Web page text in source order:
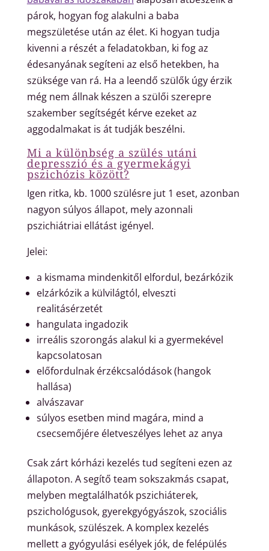
párok, hogyan fog alakulni a baba
megszületése után az élet. Ki hogyan tudja
kivenni a részét a feladatokban, ki fog az
édesanyának segíteni az első hetekben, ha
szüksége van rá. Ha a leendő szülők úgy érzik
még nem állnak készen a szülői szerepre
szakember segítségét kérve ezeket az
aggodalmakat is át tudják beszélni.
Mi a különbség a szülés utáni
depresszió és a gyermekágyi
pszichózis között?
Igen ritka, kb. 1000 szülésre jut 1 eset, azonban
nagyon súlyos állapot, mely azonnali
pszichiátriai ellátást igényel.
Jelei:
a kismama mindenkitől elfordul, bezárkózik
elzárkózik a külvilágtól, elveszti
realitásérzetét
hangulata ingadozik
irreális szorongás alakul ki a gyermekével
kapcsolatosan
előfordulnak érzékcsalódások (hangok
hallása)
alvászavar
súlyos esetben mind magára, mind a
csecsemőjére életveszélyes lehet az anya
Csak zárt kórházi kezelés tud segíteni ezen az
állapoton. A segítő team sokszakmás csapat,
melyben megtalálhatók pszichiáterek,
pszichológusok, gyerekgyógyászok, szociális
munkások, szülészek. A komplex kezelés
mellett a gyógyulási esélyek jók, de felépülés